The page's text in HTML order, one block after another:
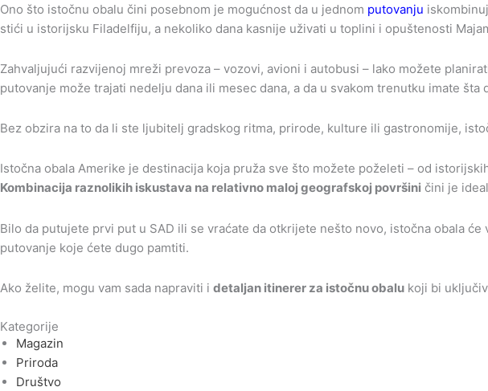
Ono što istočnu obalu čini posebnom je mogućnost da u jednom putovanju
stići u istorijsku Filadelfiju, a nekoliko dana kasnije uživati u toplini i opuštenosti
Zahvaljujući razvijenoj mreži prevoza – vozovi, avioni i autobusi – lako možete
putovanje može trajati nedelju dana ili mesec dana, a da u svakom trenutku imate šta
Bez obzira na to da li ste ljubitelj gradskog ritma, prirode, kulture ili gastronomije,
Istočna obala Amerike je destinacija koja pruža sve što možete poželeti – od
Kombinacija raznolikih iskustava na relativno maloj geografskoj površini čini je
Bilo da putujete prvi put u SAD ili se vraćate da otkrijete nešto novo, istočna obala
putovanje koje ćete dugo pamtiti.
Ako želite, mogu vam sada napraviti i detaljan itinerer za istočnu obalu koji bi
Kategorije
Magazin
Priroda
Društvo